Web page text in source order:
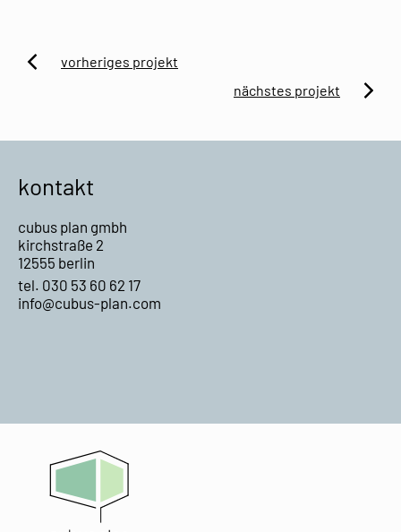
vorheriges projekt
zum
nächstes projekt
zum
kontakt
cubus plan gmbh
kirchstraße 2
12555 berlin
tel. 030 53 60 62 17
info@cubus-plan.com